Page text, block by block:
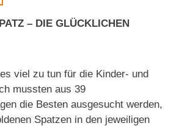
– DIE GLÜCKLICHEN
viel zu tun für die Kinder- und
mussten aus 39
die Besten ausgesucht werden,
Spatzen in den jeweiligen